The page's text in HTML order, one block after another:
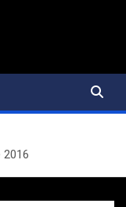
2016